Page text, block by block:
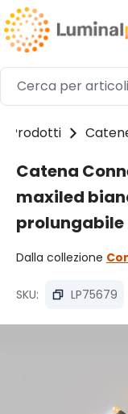
Passa al
Prodotti
Catena
maxiled
prolungabile
Dalla collezione
SKU: LP75679